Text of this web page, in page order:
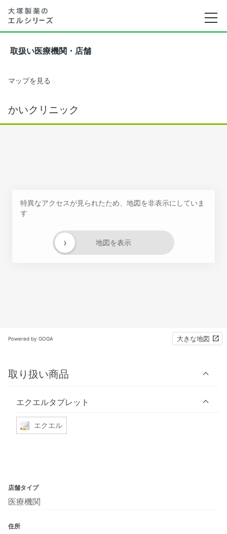
取扱い医療機関・店舗
マップを見る
かいクリニック
特異なアクセスが見られたため、地図を非表示にしていま
す
地図を表示
›
Powered by GOGA 大きな地図
取り扱い商品
エクエルタブレット
エクエル
店舗タイプ
医療機関
住所